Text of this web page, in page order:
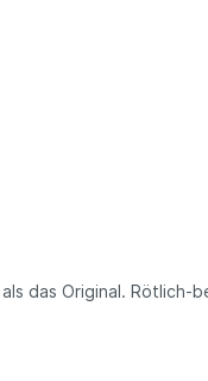
das Original.